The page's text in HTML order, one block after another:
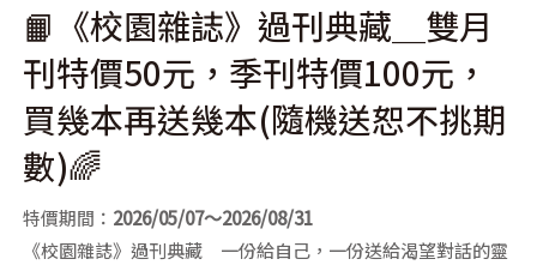
📙《校園雜誌》過刊典藏＿雙月
刊特價50元，季刊特價100元，
買幾本再送幾本(隨機送恕不挑期
數)🌈
特價期間： 2026/05/07～2026/08/31
《校園雜誌》過刊典藏 一份給自己，一份送給渴望對話的靈